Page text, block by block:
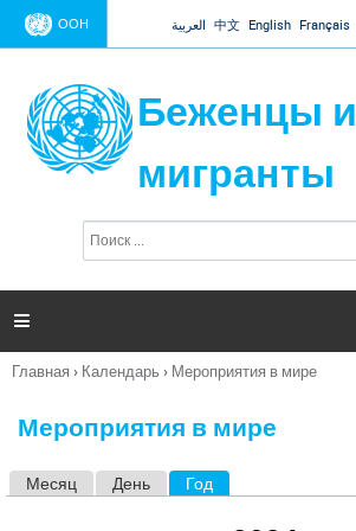
Jump to navigation
ООН العربية 中文 English Français
Беженцы и
мигранты
п
и

Вы
Главная › Календарь › Мероприятия в мире
Мероприятия в мире
Месяц День Год